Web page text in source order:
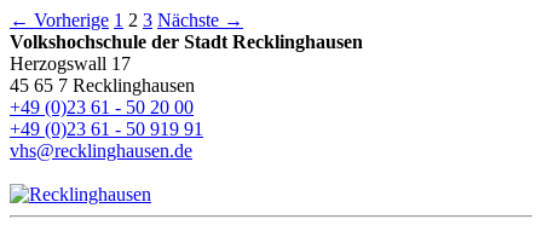
← Vorherige 1 2 3 Nächste →
Volkshochschule der Stadt Recklinghausen
Herzogswall 17
45 65 7 Recklinghausen
+49 (0)23 61 - 50 20 00
+49 (0)23 61 - 50 919 91
vhs@recklinghausen.de